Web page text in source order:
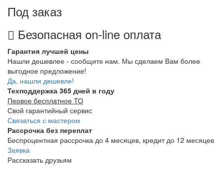
Под заказ
Безопасная on-line оплата
Гарантия лучшей цены
Нашли дешевлее - сообщите нам. Мы сделаем Вам более
выгодное предложение!
Да, нашли дешевле!
Техподдержка 365 дней в году
Первое бесплатное ТО
Свой гарантийный сервис
Связаться с мастером
Рассрочка без переплат
Беспроцентная рассрочка до 4 месяцев, кредит до 12 месяцев
Заявка
Рассказать друзьям